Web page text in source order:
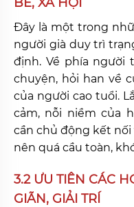
BÈ, XÃ HỘI
Đây là một trong
người già duy trì
định. Về phía người
chuyện, hỏi han về
của người cao tuổi.
cảm, nỗi niềm của
cần chủ động kết nối
nên quá cầu toàn,
3.2 ƯU TIÊN CÁC
GIÃN, GIẢI TRÍ